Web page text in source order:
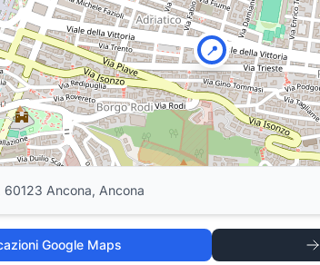
📍
60123 Ancona, Ancona
Google Maps